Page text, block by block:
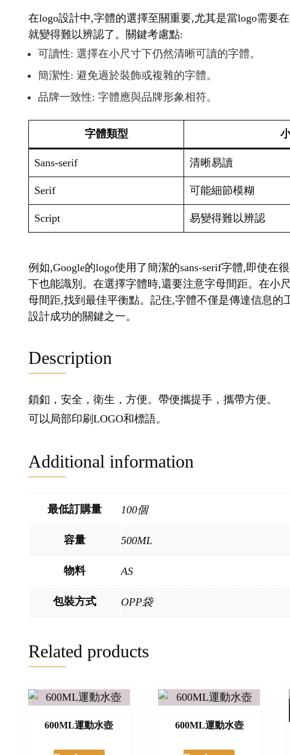
在logo設計中,字體的選擇至關重要,尤其是當logo需要
就變得難以辨認了。關鍵考慮點:
可讀性: 選擇在小尺寸下仍然清晰可讀的字體。
簡潔性: 避免過於裝飾或複雜的字體。
品牌一致性: 字體應與品牌形象相符。
字體類型
Sans-serif 清晰易讀
Serif 可能細節模糊
Script 易變得難以辨認
例如,Google的logo使用了簡潔的sans-serif字體,即使
下也能識別。在選擇字體時,還要注意字母間距。在小
母間距,找到最佳平衡點。記住,字體不僅是傳達信息
設計成功的關鍵之一。
Description
鎖釦，安全，衛生，方便。帶便攜提手，攜帶方便。
可以局部印刷LOGO和標語。
Additional information
最低訂購量 100個
容量 500ML
物料 AS
包裝方式 OPP袋
Related products
600ML運動水壺 600ML運動水壺